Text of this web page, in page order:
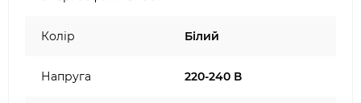
Колір Білий
Напруга 220-240 В